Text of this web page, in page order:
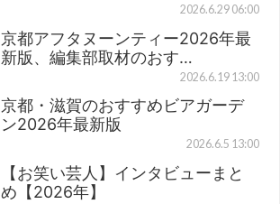
2026.6.29 06:00
京都アフタヌーンティー2026年最
新版、編集部取材のおす…
2026.6.19 13:00
京都・滋賀のおすすめビアガーデ
ン2026年最新版
2026.6.5 13:00
【お笑い芸人】インタビューまと
め【2026年】